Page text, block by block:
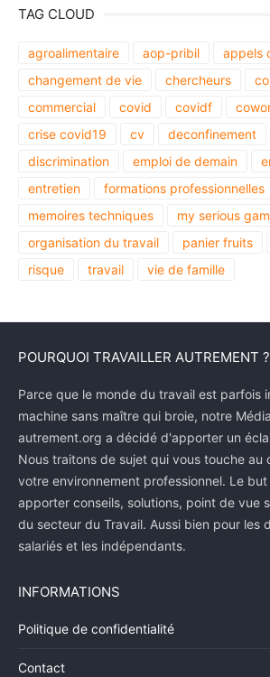
TAG CLOUD
agroalimentaire aop-pribil
appels
changement de vie
chercheurs
commercial
covid covidf
crise covid19
cv deconfinement
discrimination
emploi de demain
entretien
formations professionnelles
memoires techniques
my serious
organisation du travail
panier fruits
risque
travail vie de famille
POURQUOI TRAVAILLER AUTREMENT ?
Parce que le monde du travail est parfois
machine sans maître qui broie, notre
autrement.org a décidé d'apporter un
Nous traitons de sujet qui vous touche au
votre environnement professionnel. Le
apporter conseils, solutions, point de vue
du secteur du Travail. Aussi bien pour les
salariés et les indépendants.
INFORMATIONS
Politique de confidentialité
Contact